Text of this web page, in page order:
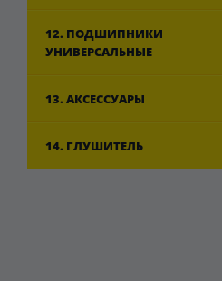
12. ПОДШИПНИКИ
УНИВЕРСАЛЬНЫЕ
13. АКСЕССУАРЫ
14. ГЛУШИТЕЛЬ